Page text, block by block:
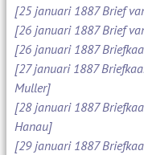
[25 januari 1887 Brief
[26 januari 1887 Brief
[26 januari 1887
[27 januari 1887
Muller]
[28 januari 1887
Hanau]
[29 januari 1887